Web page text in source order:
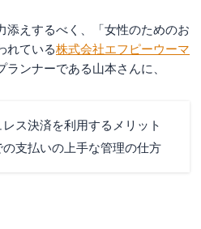
添えするべく、「女性のためのお
れている株式会社エフピーウーマ
ンナーである山本さんに、
ス決済を利用するメリット
支払いの上手な管理の仕方